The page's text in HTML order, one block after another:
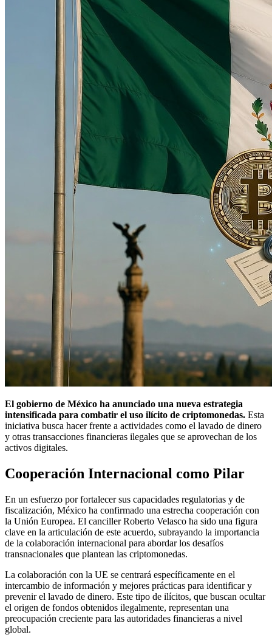
El gobierno de México ha anunciado una nueva estrategia
intensificada para combatir el uso ilícito de criptomonedas. Esta
iniciativa busca hacer frente a actividades como el lavado de dinero
y otras transacciones financieras ilegales que se aprovechan de los
activos digitales.
Cooperación Internacional como Pilar
En un esfuerzo por fortalecer sus capacidades regulatorias y de
fiscalización, México ha confirmado una estrecha cooperación con
la Unión Europea. El canciller Roberto Velasco ha sido una figura
clave en la articulación de este acuerdo, subrayando la importancia
de la colaboración internacional para abordar los desafíos
transnacionales que plantean las criptomonedas.
La colaboración con la UE se centrará específicamente en el
intercambio de información y mejores prácticas para identificar y
prevenir el lavado de dinero. Este tipo de ilícitos, que buscan ocultar
el origen de fondos obtenidos ilegalmente, representan una
preocupación creciente para las autoridades financieras a nivel
global.